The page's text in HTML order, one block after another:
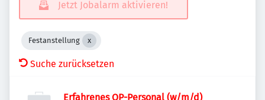
Jetzt Jobalarm aktivieren!
Festanstellung
Suche zurücksetzen
Erfahrenes OP-Personal (w/m/d)